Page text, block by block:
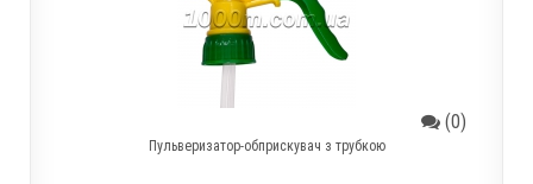
(0)
Пульверизатор-обприскувач з трубкою